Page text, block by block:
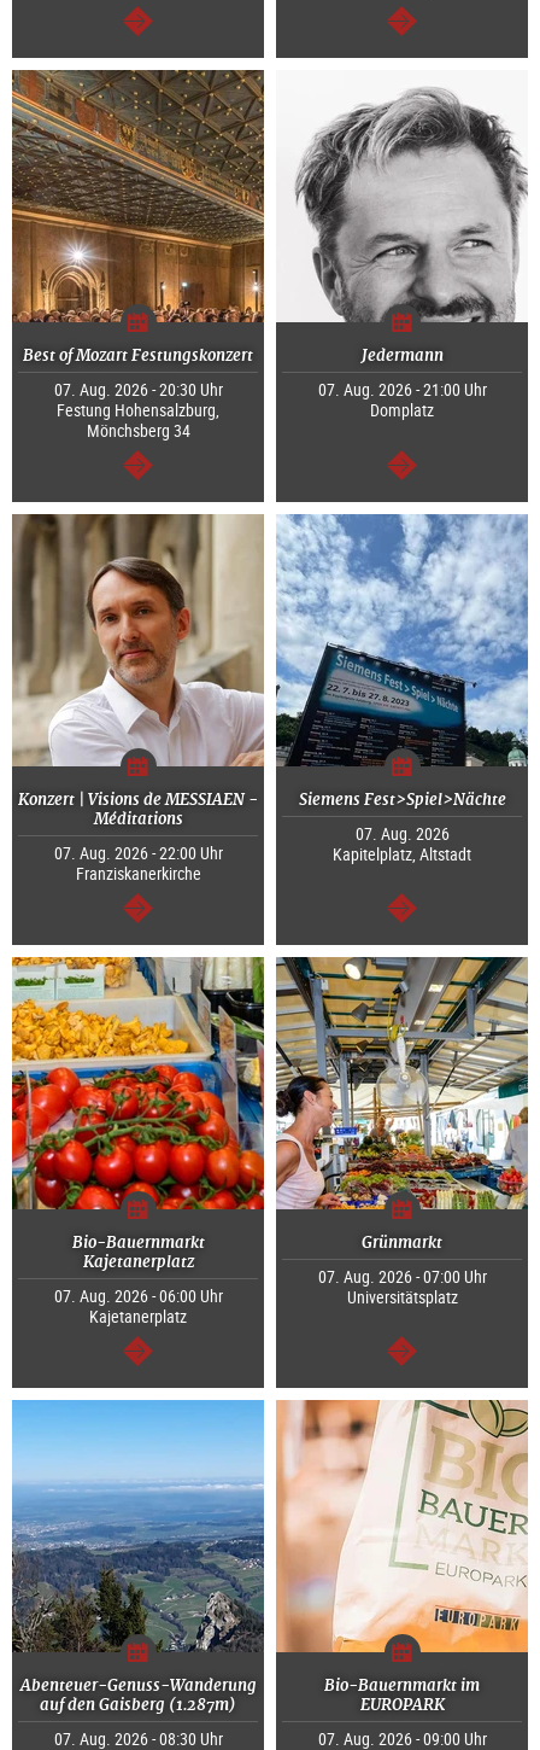
weiter weiter
Best of Mozart Festungskonzert
07. Aug. 2026 - 20:30 Uhr
Festung Hohensalzburg,
Mönchsberg 34
weiter
Jedermann
07. Aug. 2026 - 21:00 Uhr
Domplatz
weiter
Konzert | Visions de MESSIAEN -
Méditations
07. Aug. 2026 - 22:00 Uhr
Franziskanerkirche
weiter
Siemens Fest>Spiel>Nächte
07. Aug. 2026
Kapitelplatz, Altstadt
weiter
Bio-Bauernmarkt
Kajetanerplatz
07. Aug. 2026 - 06:00 Uhr
Kajetanerplatz
weiter
Grünmarkt
07. Aug. 2026 - 07:00 Uhr
Universitätsplatz
weiter
Abenteuer-Genuss-Wanderung
auf den Gaisberg (1.287m)
07. Aug. 2026 - 08:30 Uhr
Bio-Bauernmarkt im
EUROPARK
07. Aug. 2026 - 09:00 Uhr